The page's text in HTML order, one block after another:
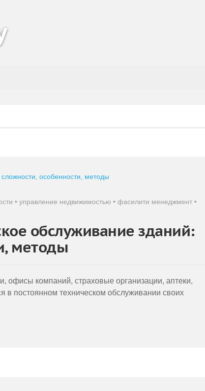
• управление недвижимостью • фасилити менеджмент •
обслуживание зданий:
методы
офисы компаний, страховые организации, аптеки,
в постоянном техническом обслуживании своих